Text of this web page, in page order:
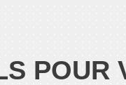
POUR